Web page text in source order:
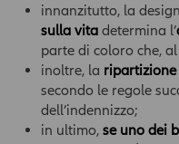
innanzitutto, la
sulla vita determina l’
parte di coloro che,
inoltre, la ripartizione
secondo le regole
dell’indennizzo;
in ultimo, se uno dei